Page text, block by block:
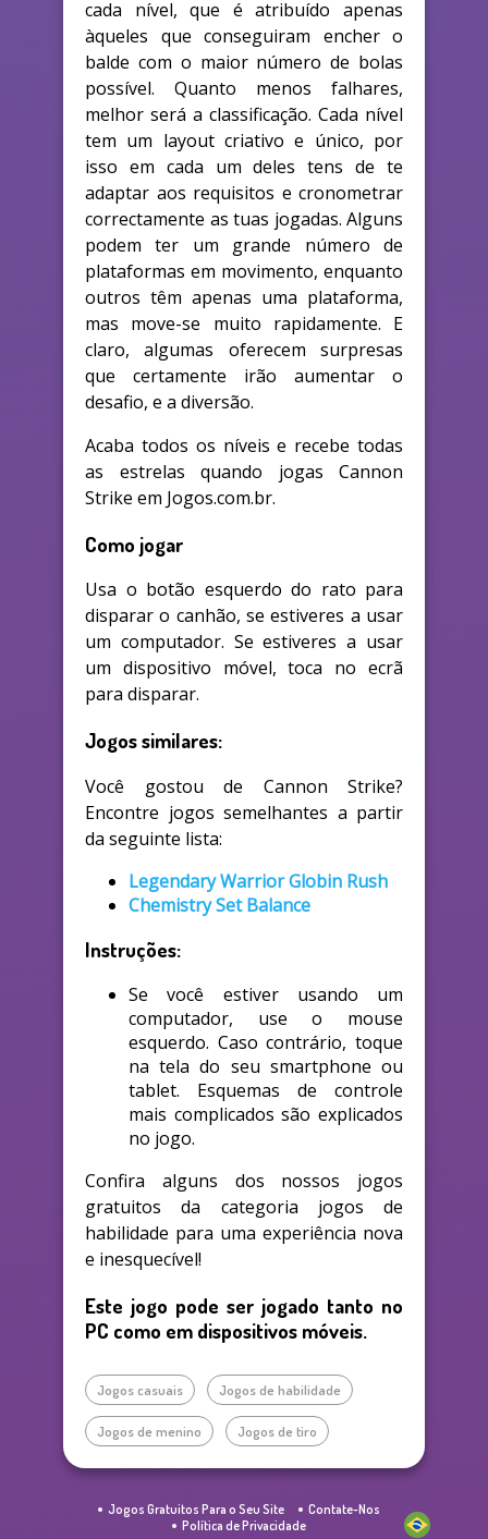
cada nível, que é atribuído apenas
àqueles que conseguiram encher o
balde com o maior número de bolas
possível. Quanto menos falhares,
melhor será a classificação. Cada nível
tem um layout criativo e único, por
isso em cada um deles tens de te
adaptar aos requisitos e cronometrar
correctamente as tuas jogadas. Alguns
podem ter um grande número de
plataformas em movimento, enquanto
outros têm apenas uma plataforma,
mas move-se muito rapidamente. E
claro, algumas oferecem surpresas
que certamente irão aumentar o
desafio, e a diversão.
Acaba todos os níveis e recebe todas
as estrelas quando jogas Cannon
Strike em Jogos.com.br.
Como jogar
Usa o botão esquerdo do rato para
disparar o canhão, se estiveres a usar
um computador. Se estiveres a usar
um dispositivo móvel, toca no ecrã
para disparar.
Jogos similares:
Você gostou de Cannon Strike?
Encontre jogos semelhantes a partir
da seguinte lista:
Legendary Warrior Globin Rush
Chemistry Set Balance
Instruções:
Se você estiver usando um
computador, use o mouse
esquerdo. Caso contrário, toque
na tela do seu smartphone ou
tablet. Esquemas de controle
mais complicados são explicados
no jogo.
Confira alguns dos nossos jogos
gratuitos da categoria jogos de
habilidade para uma experiência nova
e inesquecível!
Este jogo pode ser jogado tanto no
PC como em dispositivos móveis.
Jogos casuais Jogos de habilidade
Jogos de menino Jogos de tiro
Jogos Gratuitos Para o Seu Site
Contate-Nos
Política de Privacidade